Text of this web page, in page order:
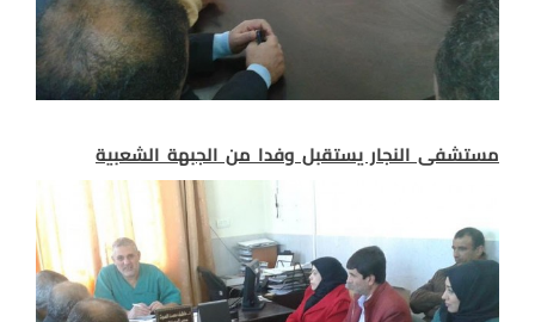
مستشفى النجار يستقبل وفدا من الجبهة الشعبية